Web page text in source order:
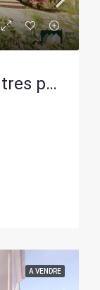
Duplex 4 pièces à Chartres proche cathédrale – Spacieux et lumineux
A VENDRE